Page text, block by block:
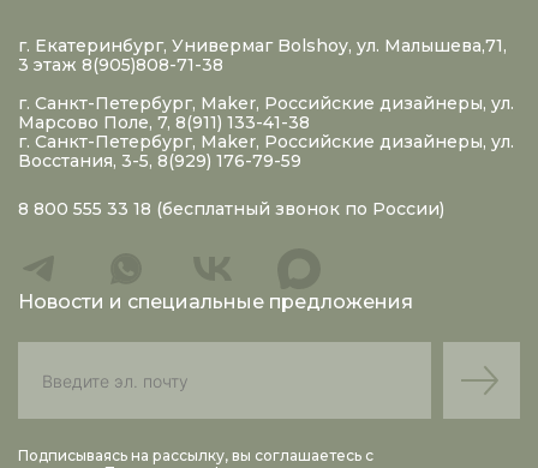
г. Екатеринбург, Универмаг Bolshoy, ул. Малышева,71,
3 этаж 8(905)808-71-38
г. Санкт-Петербург, Maker, Российские дизайнеры, ул.
Марсово Поле, 7, 8(911) 133-41-38
г. Санкт-Петербург, Maker, Российские дизайнеры, ул.
Восстания, 3-5, 8(929) 176-79-59
8 800 555 33 18 (бесплатный звонок по России)
Новости и специальные предложения
Подписываясь на рассылку, вы соглашаетесь с